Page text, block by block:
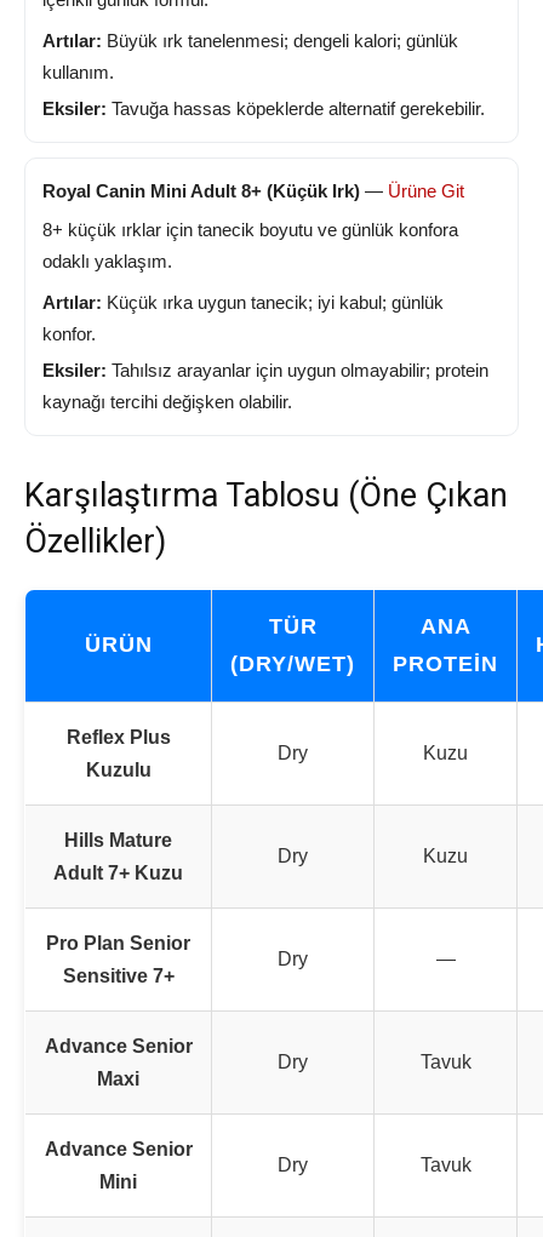
Artılar: Büyük ırk tanelenmesi; dengeli kalori; günlük
kullanım.
Eksiler: Tavuğa hassas köpeklerde alternatif gerekebilir.
Royal Canin Mini Adult 8+ (Küçük Irk) — Ürüne Git
8+ küçük ırklar için tanecik boyutu ve günlük konfora
odaklı yaklaşım.
Artılar: Küçük ırka uygun tanecik; iyi kabul; günlük
konfor.
Eksiler: Tahılsız arayanlar için uygun olmayabilir; protein
kaynağı tercihi değişken olabilir.
Karşılaştırma Tablosu (Öne Çıkan
Özellikler)
ÜRÜN
TÜR
(DRY/WET)
ANA
PROTEIN
Reflex Plus
Kuzulu
Dry Kuzu
Hills Mature
Adult 7+ Kuzu
Dry Kuzu
Pro Plan Senior
Sensitive 7+
Dry —
Advance Senior
Maxi
Dry Tavuk
Advance Senior
Mini
Dry Tavuk